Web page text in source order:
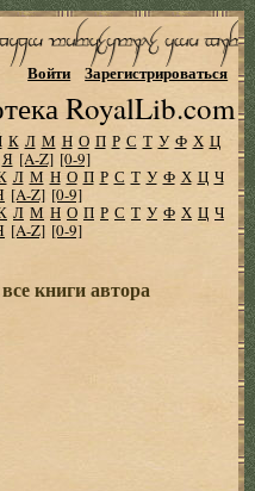
RoyalLib.com
Войти Зарегистрироваться
К Л М Н О П Р С Т У Ф Х Ц
Я [A-Z] [0-9]
Л М Н О П Р С Т У Ф Х Ц Ч
[A-Z] [0-9]
Л М Н О П Р С Т У Ф Х Ц Ч
[A-Z] [0-9]
книги автора